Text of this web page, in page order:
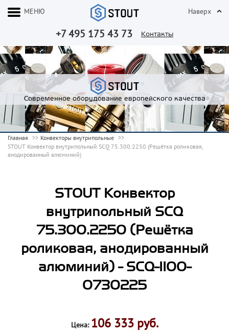
+7 495 175 43 73 Контакты
МЕНЮ Наверх
Современное оборудование европейского качества
Главная
Конвекторы внутрипольные
STOUT Конвектор внутрипольный SCQ 75.300.2250 (Решётка роликовая,
анодированный алюминий)
STOUT Конвектор
внутрипольный SCQ
75.300.2250 (Решётка
роликовая, анодированный
алюминий) - SCQ-1100-
0730225
Цена: 106 333 руб.